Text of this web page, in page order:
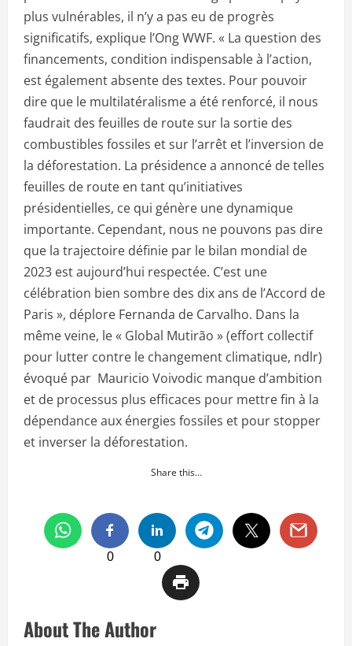
plus vulnérables, il n’y a pas eu de progrès
significatifs, explique l’Ong WWF. « La question des
financements, condition indispensable à l’action,
est également absente des textes. Pour pouvoir
dire que le multilatéralisme a été renforcé, il nous
faudrait des feuilles de route sur la sortie des
combustibles fossiles et sur l’arrêt et l’inversion de
la déforestation. La présidence a annoncé de telles
feuilles de route en tant qu’initiatives
présidentielles, ce qui génère une dynamique
importante. Cependant, nous ne pouvons pas dire
que la trajectoire définie par le bilan mondial de
2023 est aujourd’hui respectée. C’est une
célébration bien sombre des dix ans de l’Accord de
Paris », déplore Fernanda de Carvalho. Dans la
même veine, le « Global Mutirão » (effort collectif
pour lutter contre le changement climatique, ndlr)
évoqué par Mauricio Voivodic manque d’ambition
et de processus plus efficaces pour mettre fin à la
dépendance aux énergies fossiles et pour stopper
et inverser la déforestation.
Share this…
0 0
About The Author